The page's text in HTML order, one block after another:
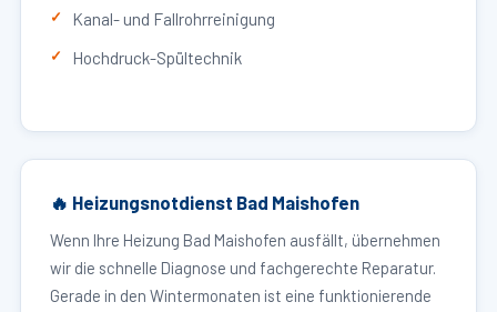
Kanal- und Fallrohrreinigung
Hochdruck-Spültechnik
🔥 Heizungsnotdienst Bad Maishofen
Wenn Ihre Heizung Bad Maishofen ausfällt, übernehmen
wir die schnelle Diagnose und fachgerechte Reparatur.
Gerade in den Wintermonaten ist eine funktionierende